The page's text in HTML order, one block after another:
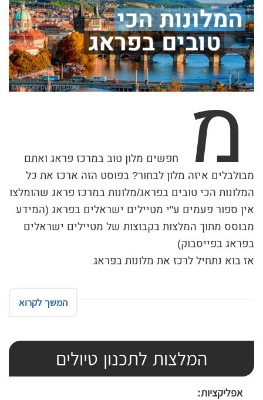
ת
ה
ח
י
פ
מ
חפשים מלון טוב במרכז פראג ואתם
מבולבלים איזה מלון לבחור? בפוסט הזה ארכז את כל
המלונות הכי טובים בפראג/מלונות במרכז פראג שהומלצו
אין ספור פעמים ע"י מטיילים ישראלים בפראג (המידע
מבוסס מתוך המלצות בקבוצות של מטיילים ישראלים
בפראג בפייסבוק)
אז בוא נתחיל לרכז את מלונות בפראג
המשך לקרוא
המלצות לתכנון טיולים
אפליקציות: